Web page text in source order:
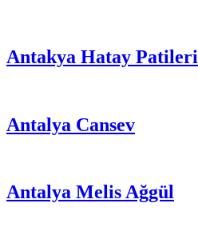
Antakya Hatay Patileri
Antalya Cansev
Antalya Melis Ağgül